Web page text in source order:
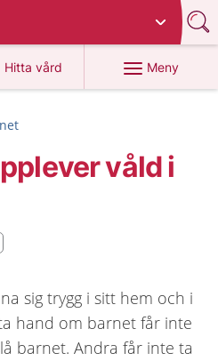
Hitta vård
på 1177.se
Meny
våld i
sig trygg i sitt hem och i
hand om barnet får inte
barnet. Andra får inte ta